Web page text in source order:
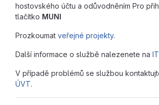
hostovského účtu a odůvodněním Pro
tlačítko MUNI
Prozkoumat veřejné projekty.
Další informace o službě nalezenete na
V případě problémů se službou
ÚVT.